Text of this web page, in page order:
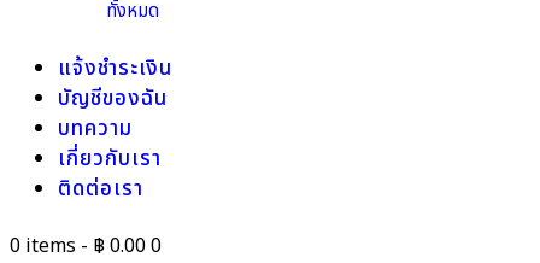
ทั้งหมด
แจ้งชำระเงิน
บัญชีของฉัน
บทความ
เกี่ยวกับเรา
ติดต่อเรา
0 items - ฿ 0.000